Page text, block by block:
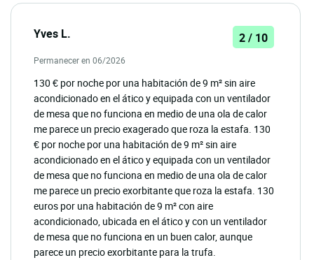
Yves L. 2 / 10
Permanecer en 06/2026
130 € por noche por una habitación de 9 m² sin aire
acondicionado en el ático y equipada con un ventilador
de mesa que no funciona en medio de una ola de calor
me parece un precio exagerado que roza la estafa. 130
€ por noche por una habitación de 9 m² sin aire
acondicionado en el ático y equipada con un ventilador
de mesa que no funciona en medio de una ola de calor
me parece un precio exorbitante que roza la estafa. 130
euros por una habitación de 9 m² con aire
acondicionado, ubicada en el ático y con un ventilador
de mesa que no funciona en un buen calor, aunque
parece un precio exorbitante para la trufa.